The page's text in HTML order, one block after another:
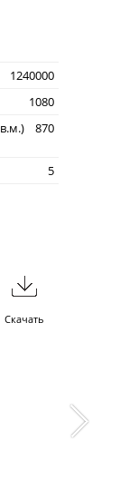
1240000
1080
870
5
Скачать